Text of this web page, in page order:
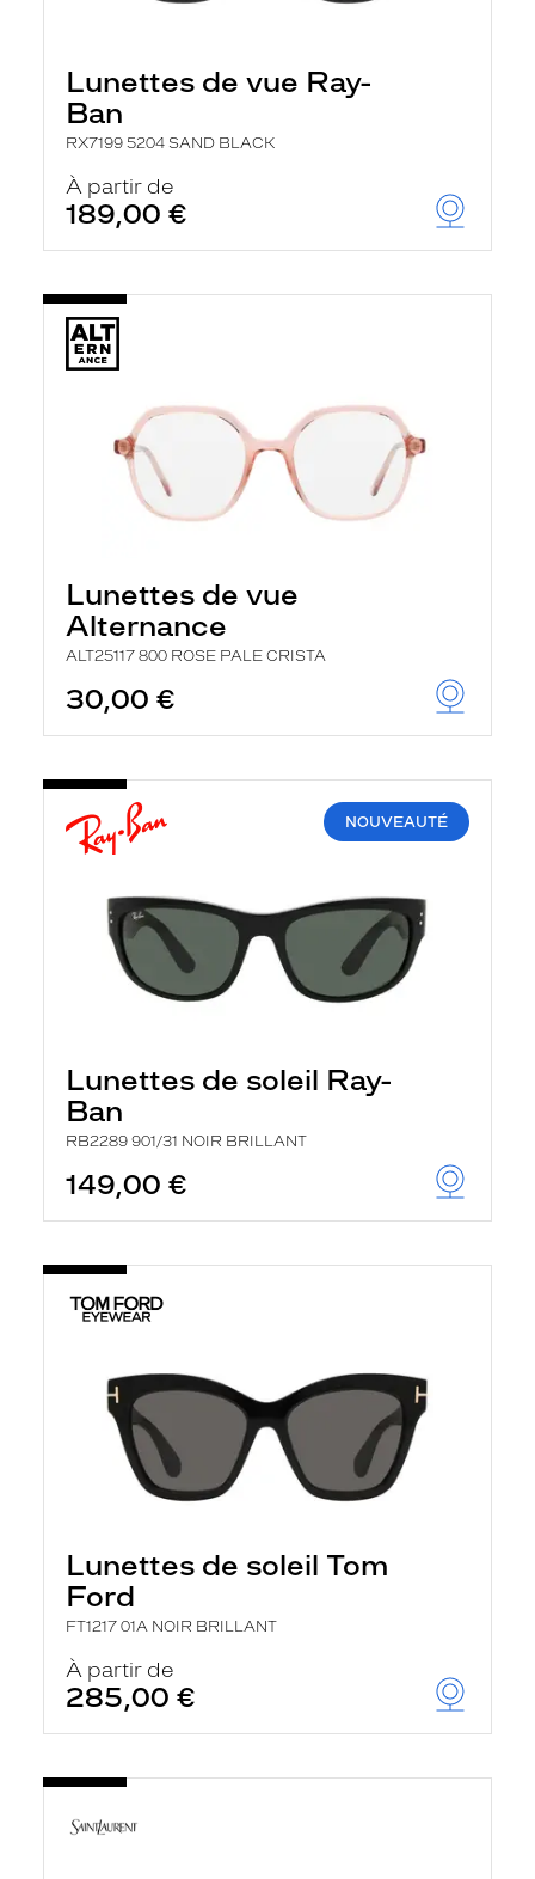
Lunettes de vue Ray-
Ban
RX7199 5204 SAND BLACK
À partir de
189,00 €
Lunettes de vue
Alternance
ALT25117 800 ROSE PALE CRISTA
30,00 €
NOUVEAUTÉ
Lunettes de soleil Ray-
Ban
RB2289 901/31 NOIR BRILLANT
149,00 €
Lunettes de soleil Tom
Ford
FT1217 01A NOIR BRILLANT
À partir de
285,00 €